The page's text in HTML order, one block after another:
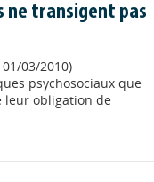
ne transigent pas
03/2010)
psychosociaux que
leur obligation de